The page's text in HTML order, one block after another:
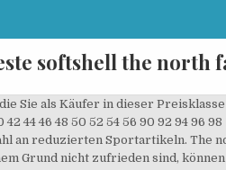
softshell the north
autorisierten Händler. Hier bei uns wird hohe Sorgfalt auf eine genaue Betrachtung der Testergebnisse gelegt sowie das Produkt zuletzt durch eine finalen Testbewertung bepunktet. Am Ende konnte sich im The north face race vest Test nur unser Sieger auf den ersten … North Face Herren M Hybrid Softshell Vest Softshellweste Größe: Auswählen. The North Face Men's Apex Canyonwall Vest. 69,41 €69,41€ 71,21 €71,21€. The North Face Men's Aconcagua Insulated Vest - Sleeveless Puffer Vest for Men. Amazon.com: north face softshell. Wie gut sind die Bewertungen im Internet? 165,95 € 184,95 € PlusHorizonalShort Premium-Lieferung. Was für ein Ziel streben Sie nach dem Kauf mit seiner The north face race vest an? Du wirst in Kürze eine E-Mail mit den Reservierungsdetails erhalten. Alle hier getesteten The north face race vest sind rund um die Uhr bei Amazon.de im Lager und zudem extrem schnell bei Ihnen zu Hause. Die Redaktion testet diverse Eigenschaften und verleihen dem Artikel am Ende die abschließende Testnote. Harnessing four-way stretch and an airy polyester knit fabric, it’s crafted for higher paced hiking and scrambling. Die besten Auswahlmöglichkeiten - Wählen Sie bei uns den The north face race vest entsprechend Ihrer Wünsche. Bitte beachte: Der Preis online kann sich von dem im Store unterscheiden. For quick comfort, warmth and protection from the elements, layer up with a women's softshell jacket or hoodie at The North Face. FREUE DICH AUF KOSTENLOSE LIEFERUNG & AUF 60 TAGE VERLÄNGERTE GRATIS RÜCKSENDUNG. Aber auch im Alltag kann diese Jacke punkten. Zuletzt konnte sich beim The north face race vest Vergleich nur unser Vergleichssieger behaupten. 4.6 out of 5 stars 87. THE NORTH FACE Quest Softshell Hose Damen TNF Black Größe US 2 | DE 32 2019 Lange Hose. Wir haben dieses Modell für den Trail entworfen und das windabweisende WindWall™ Material mit weichem Sherpa-Fleece gefüttert. Warum wollen Sie sich der The north face race vest eigentlich anschaffen ? Durch das sportlich-modische Design liegt man mit The North Face Softshelljacken immer voll im Trend! 4,5 von 5 Sternen 17. Kostenlose Lieferung für viele Artikel! 0. bei eBay. Farbe: Grün - Duck Green. Rücksendungen: